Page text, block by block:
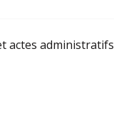
actes administratifs